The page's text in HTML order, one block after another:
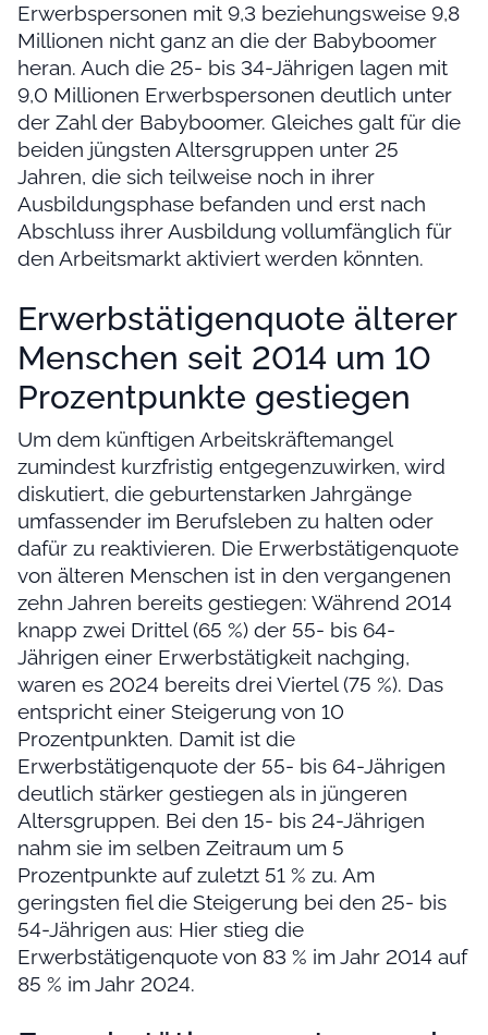
Erwerbspersonen mit 9,3 beziehungsweise 9,8
Millionen nicht ganz an die der Babyboomer
heran. Auch die 25- bis 34-Jährigen lagen mit
9,0 Millionen Erwerbspersonen deutlich unter
der Zahl der Babyboomer. Gleiches galt für die
beiden jüngsten Altersgruppen unter 25
Jahren, die sich teilweise noch in ihrer
Ausbildungsphase befanden und erst nach
Abschluss ihrer Ausbildung vollumfänglich für
den Arbeitsmarkt aktiviert werden könnten.
Erwerbstätigenquote älterer
Menschen seit 2014 um 10
Prozentpunkte gestiegen
Um dem künftigen Arbeitskräftemangel
zumindest kurzfristig entgegenzuwirken, wird
diskutiert, die geburtenstarken Jahrgänge
umfassender im Berufsleben zu halten oder
dafür zu reaktivieren. Die Erwerbstätigenquote
von älteren Menschen ist in den vergangenen
zehn Jahren bereits gestiegen: Während 2014
knapp zwei Drittel (65 %) der 55- bis 64-
Jährigen einer Erwerbstätigkeit nachging,
waren es 2024 bereits drei Viertel (75 %). Das
entspricht einer Steigerung von 10
Prozentpunkten. Damit ist die
Erwerbstätigenquote der 55- bis 64-Jährigen
deutlich stärker gestiegen als in jüngeren
Altersgruppen. Bei den 15- bis 24-Jährigen
nahm sie im selben Zeitraum um 5
Prozentpunkte auf zuletzt 51 % zu. Am
geringsten fiel die Steigerung bei den 25- bis
54-Jährigen aus: Hier stieg die
Erwerbstätigenquote von 83 % im Jahr 2014 auf
85 % im Jahr 2024.